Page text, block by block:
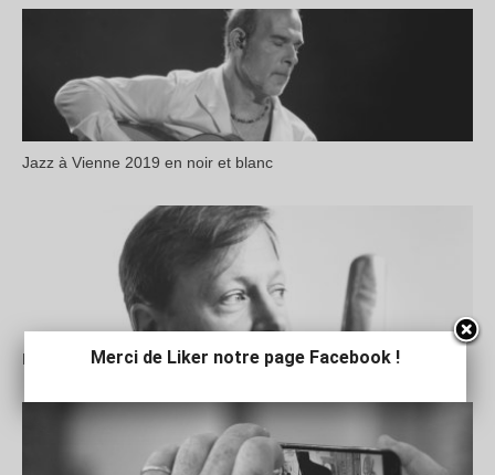
Jazz à Vienne 2019 en noir et blanc
Magnetic PotterMerci de Liker notre page Facebook !